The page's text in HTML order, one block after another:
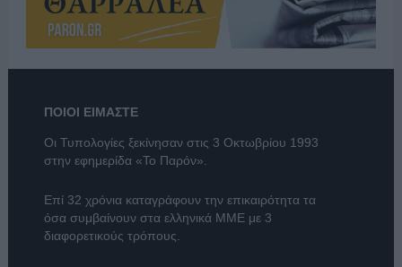
ΠΟΙΟΙ ΕΙΜΑΣΤΕ
Οι Τυπολογίες ξεκίνησαν στις 3 Οκτωβρίου 1993
στην εφημερίδα «Το Παρόν».
Επί 32 χρόνια καταγράφουν την επικαιρότητα τα
όσα συμβαίνουν στα ελληνικά ΜΜΕ με 3
διαφορετικούς τρόπους.